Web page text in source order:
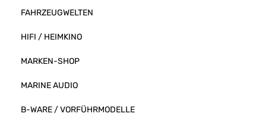
FAHRZEUGWELTEN
HIFI / HEIMKINO
MARKEN-SHOP
MARINE AUDIO
B-WARE / VORFÜHRMODELLE